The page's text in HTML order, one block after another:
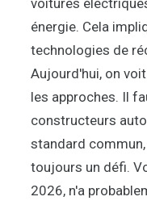
voitures
énergie. Cela
technologies de
Aujourd'hui, on
les approches. Il
constructeurs
standard
toujours un défi.
2026, n'a